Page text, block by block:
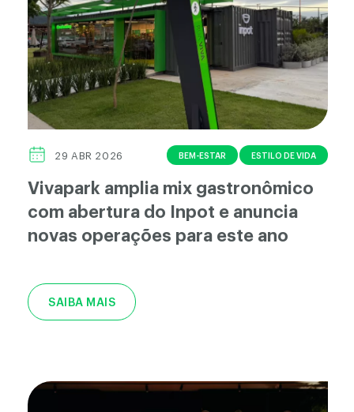
29 ABR 2026 BEM-ESTAR ESTILO DE VIDA
Vivapark amplia mix gastronômico
com abertura do Inpot e anuncia
novas operações para este ano
SAIBA MAIS